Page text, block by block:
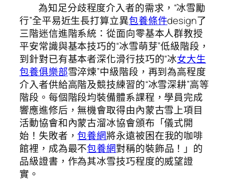
為知足分歧程度介入者的需求，“冰雪勵
行”全平易近生長打算立異包養條件design了
三階迷信進階系統：從面向零基本人群教授
平安常識與基本技巧的“冰雪萌芽”低級階段，
到針對已有基本者深化滑行技巧的“冰女大生
包養俱樂部雪淬煉”中級階段，再到為高程度
介入者供給高階及競技練習的“冰雪深耕”高等
階段。每個階段均裝備體系課程，學員完成
響應進修后，無機會取得由內蒙古雪上項目
活動協會和內蒙古溜冰協會頒布「儀式開
始！失敗者，包養網將永遠被困在我的咖啡
館裡，成為最不包養網對稱的裝飾品！」的
品級證書，作為其冰雪技巧程度的威望證
實。